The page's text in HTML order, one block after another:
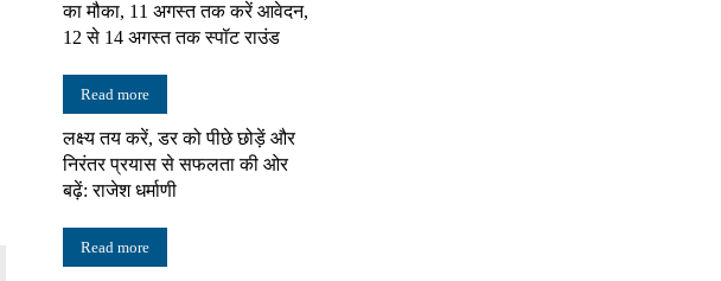
का मौका, 11 अगस्त तक करें आवेदन,
12 से 14 अगस्त तक स्पॉट राउंड
Read more
लक्ष्य तय करें, डर को पीछे छोड़ें और
निरंतर प्रयास से सफलता की ओर
बढ़ें: राजेश धर्माणी
Read more